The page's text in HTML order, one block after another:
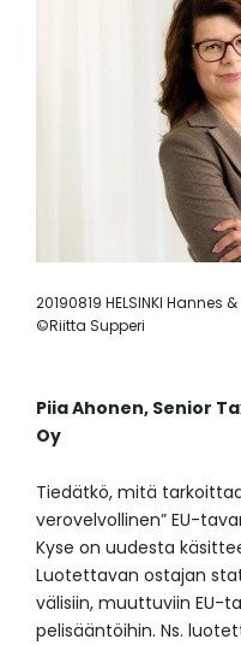
20190819 HELSINKI
©Riitta Supperi
Piia Ahonen, Senior
Oy
Tiedätkö, mitä
verovelvollinen” EU-
Kyse on uudesta
Luotettavan ostajan
välisiin, muuttuviin EU-
pelisääntöihin. Ns.